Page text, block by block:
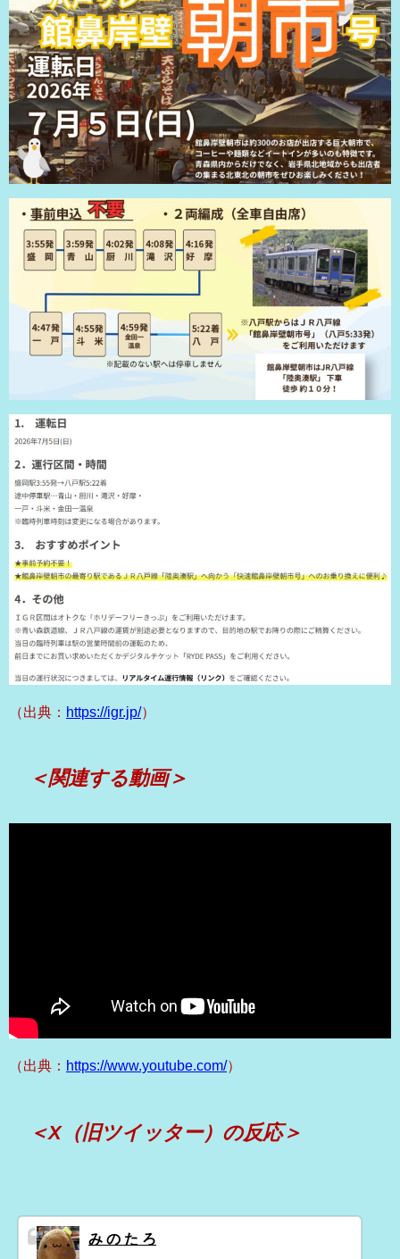
（出典： https://igr.jp/）
＜関連する動画＞
（出典： https://www.youtube.com/）
＜X（旧ツイッター）の反応＞
み の た ろ